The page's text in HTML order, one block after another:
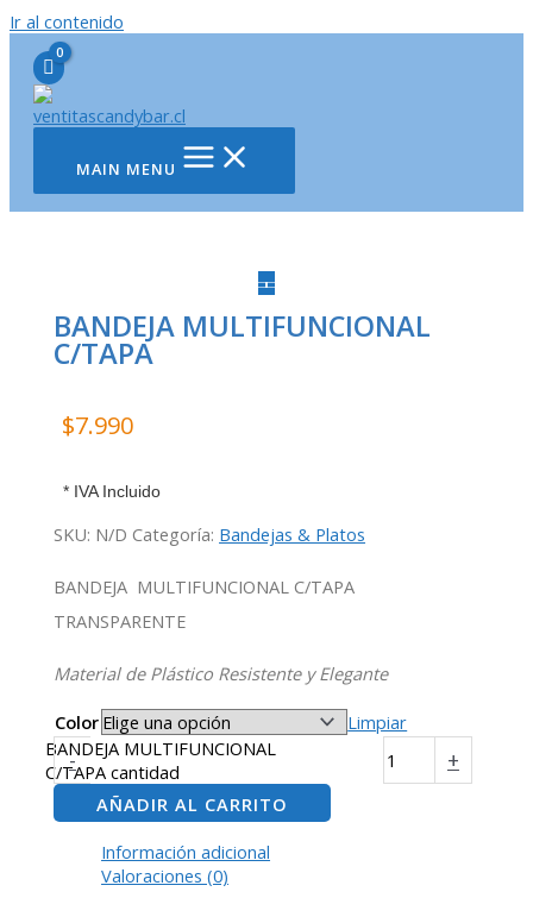
Ir al contenido
MAIN MENU
BANDEJA MULTIFUNCIONAL
C/TAPA
$7.990
* IVA Incluido
SKU: N/D Categoría: Bandejas & Platos
BANDEJA MULTIFUNCIONAL C/TAPA
TRANSPARENTE
Material de Plástico Resistente y Elegante
Color Limpiar
-
BANDEJA MULTIFUNCIONAL
C/TAPA cantidad
+
AÑADIR AL CARRITO
Información adicional
Valoraciones (0)